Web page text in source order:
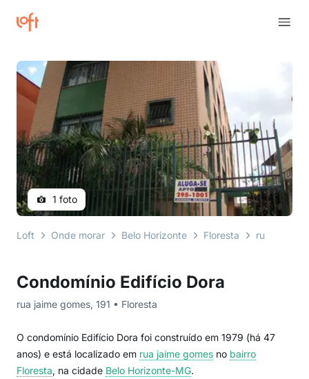
Condomínio Edifício Dora
rua jaime gomes, 191 • Floresta
O condomínio Edifício Dora foi construído em 1979 (há 47
anos) e está localizado em rua jaime gomes no bairro
Floresta, na cidade Belo Horizonte-MG.
1 foto
Loft Onde morar Belo Horizonte Floresta rua jaime